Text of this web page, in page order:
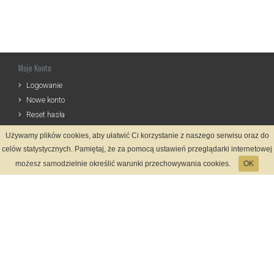
Moje Konto
Logowanie
Nowe konto
Reset hasła
Informacje
Regulamin
Używamy plików cookies, aby ułatwić Ci korzystanie z naszego serwisu oraz do
celów statystycznych. Pamiętaj, że za pomocą ustawień przeglądarki internetowej
możesz samodzielnie określić warunki przechowywania cookies.
OK